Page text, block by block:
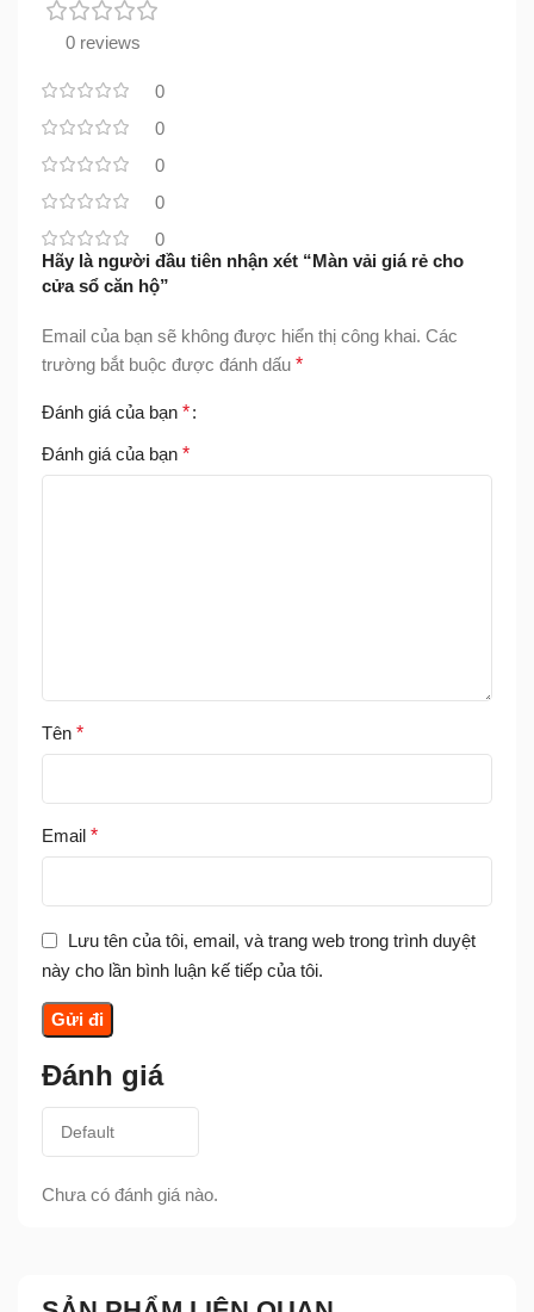
0 reviews
0
0
0
0
0
Đánh giá
Chưa có đánh giá nào.
Hãy là người đầu tiên nhận xét “Màn vải giá rẻ cho
cửa sổ căn hộ”
Email của bạn sẽ không được hiển thị công khai. Các
trường bắt buộc được đánh dấu *
Đánh giá của bạn *
Đánh giá của bạn *
Tên *
Email *
Lưu tên của tôi, email, và trang web trong trình duyệt
này cho lần bình luận kế tiếp của tôi.